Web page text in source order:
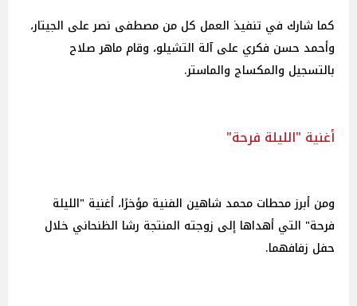
كما شارك في تنفيذ العمل كل من مصطفى نصر على الجيتار،
وأحمد حسن فكري على آلة التشيلو، وقام ماهر صلاح
بالتسجيل والمكساج والماستر.
أغنية "الليلة فرحة"
ومن أبرز محطات محمد شاهين الفنية مؤخرًا، أغنية "الليلة
فرحة" التي أهداها إلى زوجته المنتجة رشا الظنحاني خلال
حفل زفافهما.